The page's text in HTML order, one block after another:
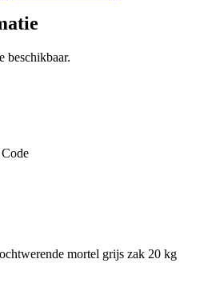
beschikbaar.
mortel grijs zak 20 kg